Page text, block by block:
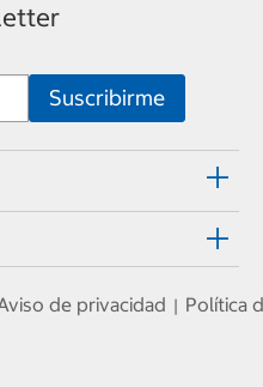
de privacidad | Política